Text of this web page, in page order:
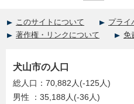
このサイトについて
プライ
著作権・リンクについて
免
犬山市の人口
総人口：70,882人(-125人)
男性 ：35,188人(-36人)